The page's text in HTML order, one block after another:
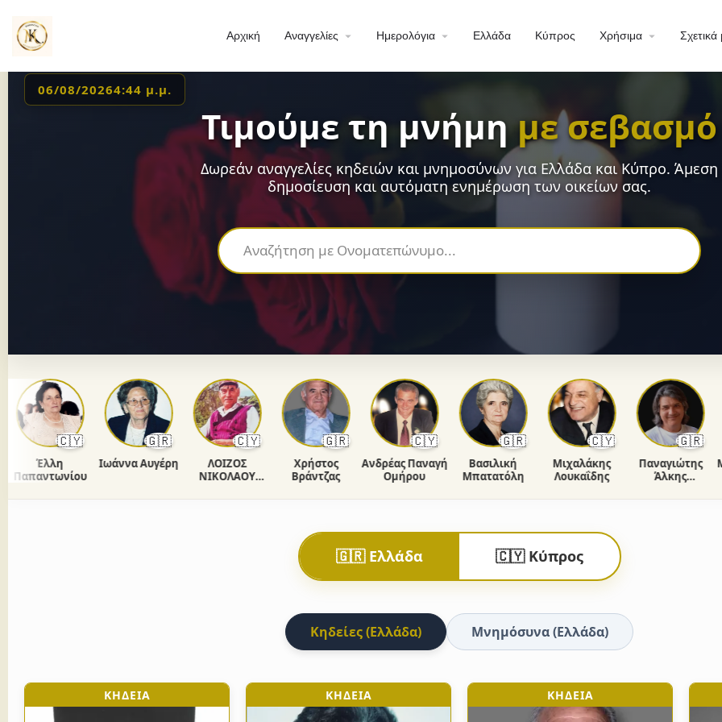
Αρχική Αναγγελίες Ημερολόγια Ελλάδα Κύπρος Χρήσιμα Σχετικά
Τιμούμε τη μνήμημε σεβασμό
Δωρεάν αναγγελίες κηδειών και μνημοσύνων για Ελλάδα και Κύπρο. Άμεση
δημοσίευση και αυτόματη ενημέρωση των οικείων σας.
06/08/20264:44 μ.μ.
🇨🇾
Έλλη
🇬🇷
Ιωάννα Αυγέρη
🇨🇾
ΛΟΙΖΟΣ
ΝΙΚΟΛΑΟΥ
🇬🇷
Χρήστος
Βράντζας
🇨🇾
Ανδρέας Παναγή
Ομήρου
🇬🇷
Βασιλική
Μπατατόλη
🇨🇾
Μιχαλάκης
Λουκαΐδης
🇬🇷
Παναγιώτης
Άλκης
🇬🇷 Ελλάδα 🇨🇾 Κύπρος
Κηδείες (Ελλάδα) Μνημόσυνα (Ελλάδα)
ΚΗΔΕΙΑ ΚΗΔΕΙΑ ΚΗΔΕΙΑ